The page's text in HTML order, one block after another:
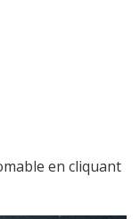
en cliquant